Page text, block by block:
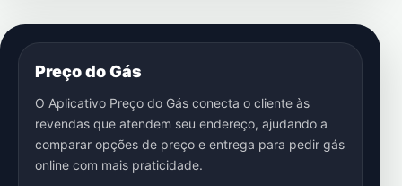
Preço do Gás
O Aplicativo Preço do Gás conecta o cliente às
revendas que atendem seu endereço, ajudando a
comparar opções de preço e entrega para pedir gás
online com mais praticidade.